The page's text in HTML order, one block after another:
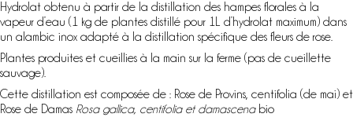
Hydrolat obtenu à partir de la distillation des hampes florales à la
vapeur d’eau (1 kg de plantes distillé pour 1L d’hydrolat maximum) dans
un alambic inox adapté à la distillation spécifique des fleurs de rose.
Plantes produites et cueillies à la main sur la ferme (pas de cueillette
sauvage).
Cette distillation est composée de : Rose de Provins, centifolia (de mai) et
Rose de Damas Rosa gallica, centifolia et damascena bio